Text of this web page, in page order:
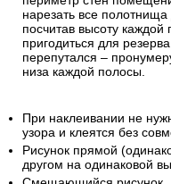
нарезать все
посчитав высоту
пригодиться для
перепутался –
низа каждой полосы.
При наклеивании не
узора и клеятся без
Рисунок прямой
другом на одинаковой